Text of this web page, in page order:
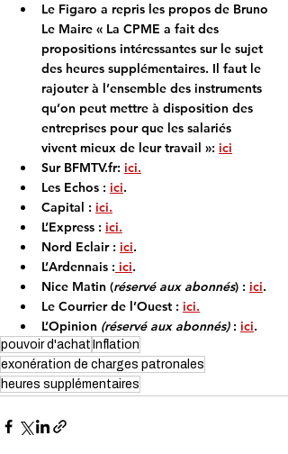
Le Figaro a repris les propos de Bruno
Le Maire « La CPME a fait des
propositions intéressantes sur le sujet
des heures supplémentaires. Il faut le
rajouter à l’ensemble des instruments
qu’on peut mettre à disposition des
entreprises pour que les salariés
vivent mieux de leur travail »: ici
Sur BFMTV.fr: ici.
Les Echos : ici.
Capital : ici.
L’Express : ici.
Nord Eclair : ici.
L’Ardennais : ici.
Nice Matin (réservé aux abonnés) : ici.
Le Courrier de l’Ouest : ici.
L’Opinion (réservé aux abonnés) : ici.
pouvoir d'achat Inflation
exonération de charges patronales
heures supplémentaires